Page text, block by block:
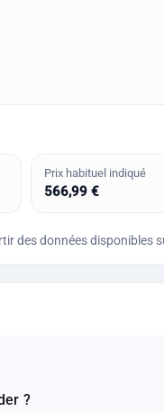
Prix habituel indiqué
566,99 €
des données disponibles
?